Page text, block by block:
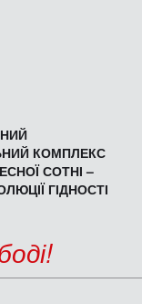
КОМПЛЕКС
СОТНІ –
ГІДНОСТІ